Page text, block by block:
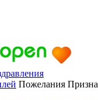
Пожелания